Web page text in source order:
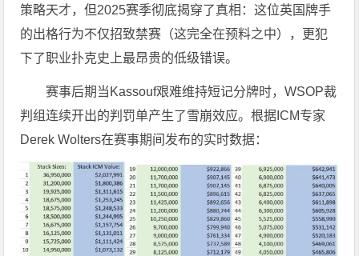
策略天才，但2025赛季彻底揭穿了真相：这位英国牌手
的出格行为不仅招致禁赛（这完全在预料之中），更犯
下了职业扑克史上最昂贵的低级错误。
赛事后期当Kassouf艰难维持短记分牌时，WSOP裁
判组连续开出的判罚单产生了雪崩效应。根据ICM专家
Derek Wolters在赛事期间发布的实时数据：